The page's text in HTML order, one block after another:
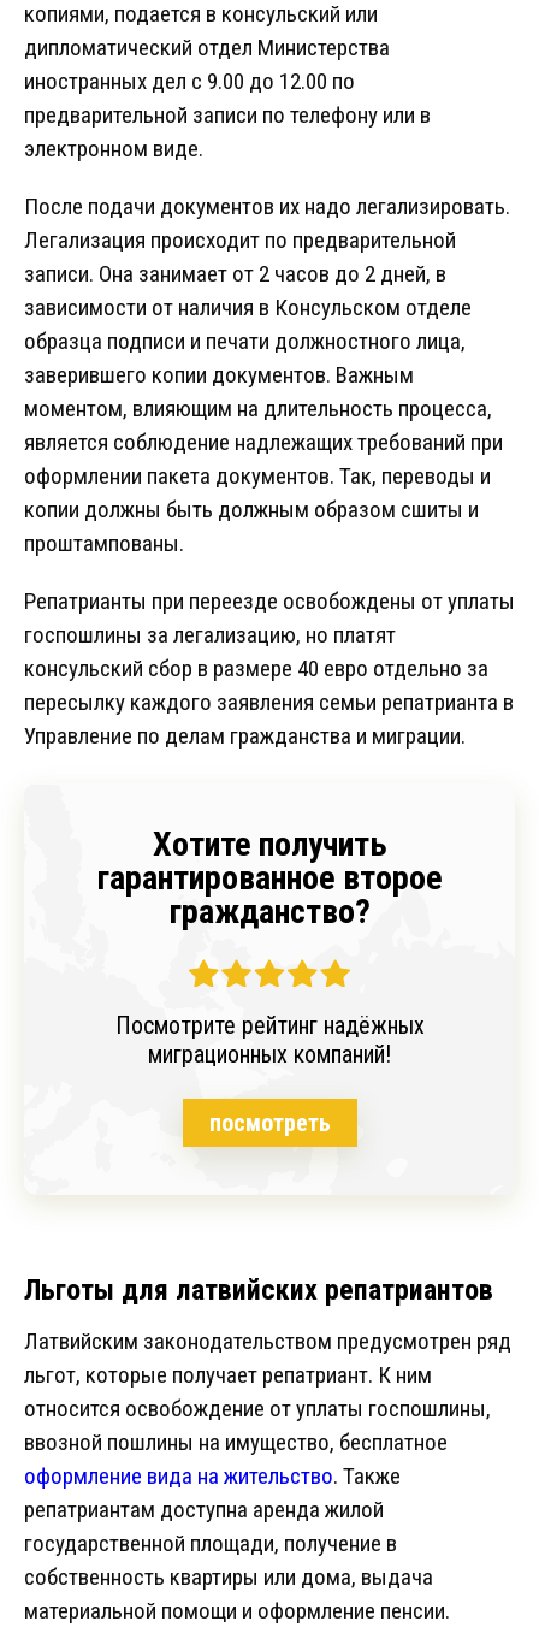
копиями, подается в консульский или
дипломатический отдел Министерства
иностранных дел с 9.00 до 12.00 по
предварительной записи по телефону или в
электронном виде.
После подачи документов их надо легализировать.
Легализация происходит по предварительной
записи. Она занимает от 2 часов до 2 дней, в
зависимости от наличия в Консульском отделе
образца подписи и печати должностного лица,
заверившего копии документов. Важным
моментом, влияющим на длительность процесса,
является соблюдение надлежащих требований при
оформлении пакета документов. Так, переводы и
копии должны быть должным образом сшиты и
проштампованы.
Репатрианты при переезде освобождены от уплаты
госпошлины за легализацию, но платят
консульский сбор в размере 40 евро отдельно за
пересылку каждого заявления семьи репатрианта в
Управление по делам гражданства и миграции.
Хотите получить
гарантированное второе
гражданство?
Посмотрите рейтинг надёжных
миграционных компаний!
посмотреть
Льготы для латвийских репатриантов
Латвийским законодательством предусмотрен ряд
льгот, которые получает репатриант. К ним
относится освобождение от уплаты госпошлины,
ввозной пошлины на имущество, бесплатное
оформление вида на жительство. Также
репатриантам доступна аренда жилой
государственной площади, получение в
собственность квартиры или дома, выдача
материальной помощи и оформление пенсии.